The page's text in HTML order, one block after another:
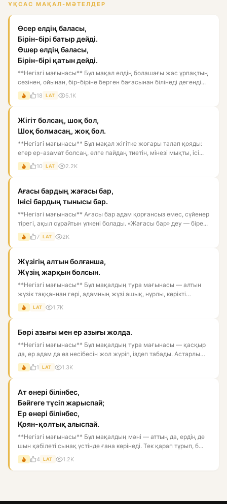
ҰҚСАС МАҚАЛ-МӘТЕЛДЕР
Өсер елдің баласы,
Бірін-бірі батыр дейді.
Өшер елдің баласы,
Бірін-бірі қатын дейді.
**Негізгі мағынасы** Бұл мақал елдің болашағы жас ұрпақтың
сөзінен, ойынан, бір-біріне берген бағасынан білінеді дегенді...
18 LAT 5.1K
Жігіт болсаң, шоқ бол,
Шоқ болмасаң, жоқ бол.
**Негізгі мағынасы** Бұл мақал жігітке жоғары талап қояды:
егер ер-азамат болсаң, елге пайдаң тиетін, мінезі мықты, ісі...
10 LAT 2.2K
Ағасы бардың жағасы бар,
Інісі бардың тынысы бар.
**Негізгі мағынасы** Ағасы бар адам қорғансыз емес, сүйенер
тірегі, ақыл сұрайтын үлкені болады. «Жағасы бар» деу — біре...
7 LAT 2K
Жүзігің алтын болғанша,
Жүзің жарқын болсын.
**Негізгі мағынасы** Бұл мақалдың тура мағынасы — алтын
жүзік таққаннан гөрі, адамның жүзі ашық, нұрлы, көрікті
болғаны...
LAT 1.7K
Бөрі азығы мен ер азығы жолда.
**Негізгі мағынасы** Бұл мақалдың тура мағынасы — қасқыр
да, ер адам да өз несібесін жол жүріп, іздеп табады. Астарлы
ма...
1 LAT 1.3K
Ат өнері білінбес,
Бәйгеге түсіп жарыспай;
Ер өнері білінбес,
Қоян-қолтық алыспай.
**Негізгі мағынасы** Бұл мақалдың мәні — аттың да, ердің де
шын қабілеті сынақ үстінде ғана көрінеді. Тек қарап тұрып, б...
4 LAT 1.2K